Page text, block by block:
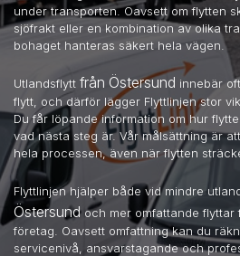
under transporten. Oavsett om flytten
sjöfrakt eller en kombination av olika
bohaget hanteras säkert hela vägen.
Utlandsflytt från Östersund innebär
flytt, och därför lägger Flyttlinjen stor
Du får löpande information om hur
vad nästa steg är. Vår målsättning är
hela processen, även när flytten
Flyttlinjen hjälper både vid mindre
Östersund och mer omfattande
företag. Oavsett omfattning kan du
servicenivå, ansvarstagande och